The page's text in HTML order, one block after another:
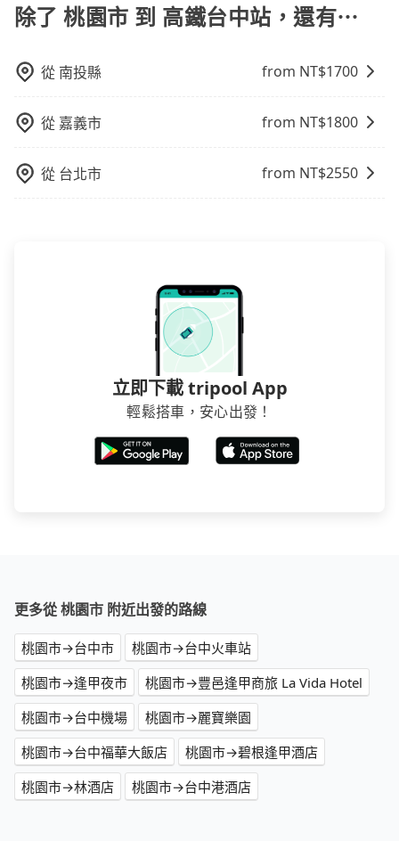
就顯得非常不便。
站，相對便宜經濟。 計程車：乘坐計程車到達或離開火
車站，方便快捷但昂貴。 捷運/輕軌：通過捷運或輕軌到
開火車站，是最便利的，無需與人共乘、快速抵達。
除了 桃園市 到 高鐵台中站，還有⋯
從 南投縣 from NT$1700
從 嘉義市 from NT$1800
從 台北市 from NT$2550
立即下載 tripool App
輕鬆搭車，安心出發！
更多從 桃園市 附近出發的路線
桃園市→台中市
桃園市→台中火車站
桃園市→逢甲夜市
桃園市→豐邑逢甲商旅 La Vida Hotel
桃園市→台中機場
桃園市→麗寶樂園
桃園市→台中福華大飯店
桃園市→碧根逢甲酒店
桃園市→林酒店
桃園市→台中港酒店